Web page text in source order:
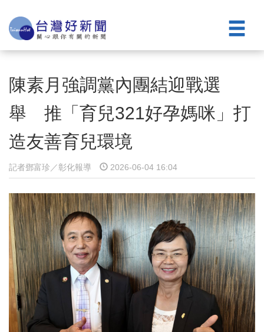
陳素月強調黨內團結迎戰選
舉 推「育兒321好孕媽咪」打
造友善育兒環境
記者鄧富珍／彰化報導 2026-06-04 16:04